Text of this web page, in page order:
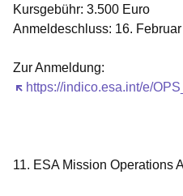
Kursgebühr: 3.500 Euro
Anmeldeschluss: 16.
Zur Anmeldung:
https://indico.esa.int/e/
Öffnet sich in einem neuen
11. ESA Mission Operations